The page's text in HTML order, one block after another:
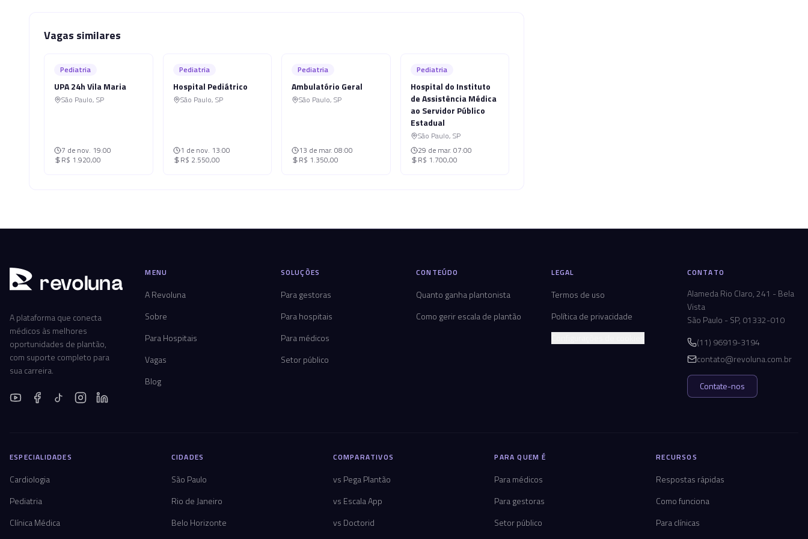
Vagas similares
Pediatria
UPA 24h Vila Maria
São Paulo, SP
7 de nov. 19:00
R$ 1.920,00
Pediatria
Hospital Pediátrico
São Paulo, SP
1 de nov. 13:00
R$ 2.550,00
Pediatria
Ambulatório Geral
São Paulo, SP
13 de mar. 08:00
R$ 1.350,00
Pediatria
Hospital do Instituto
de Assistência Médica
ao Servidor Público
Estadual
São Paulo, SP
29 de mar. 07:00
R$ 1.700,00
revoluna
A plataforma que conecta
médicos às melhores
oportunidades de plantão,
com suporte completo para
sua carreira.
MENU
A Revoluna
Sobre
Para Hospitais
Vagas
Blog
SOLUÇÕES
Para gestoras
Para hospitais
Para médicos
Setor público
CONTEÚDO
Quanto ganha plantonista
Como gerir escala de plantão
LEGAL
Termos de uso
Política de privacidade
CONTATO
Alameda Rio Claro, 241 - Bela
Vista
São Paulo - SP, 01332-010
(11) 96919-3194
contato@revoluna.com.br
Contate-nos
ESPECIALIDADES
Cardiologia
Pediatria
Clínica Médica
CIDADES
São Paulo
Rio de Janeiro
Belo Horizonte
COMPARATIVOS
vs Pega Plantão
vs Escala App
vs Doctorid
PARA QUEM É
Para médicos
Para gestoras
Setor público
RECURSOS
Respostas rápidas
Como funciona
Para clínicas